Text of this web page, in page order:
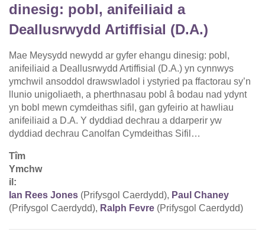
dinesig: pobl, anifeiliaid a
Deallusrwydd Artiffisial (D.A.)
Mae Meysydd newydd ar gyfer ehangu dinesig: pobl,
anifeiliaid a Deallusrwydd Artiffisial (D.A.) yn cynnwys
ymchwil ansoddol drawswladol i ystyried pa ffactorau sy’n
llunio unigoliaeth, a pherthnasau pobl â bodau nad ydynt
yn bobl mewn cymdeithas sifil, gan gyfeirio at hawliau
anifeiliaid a D.A. Y dyddiad dechrau a ddarperir yw
dyddiad dechrau Canolfan Cymdeithas Sifil…
Tîm
Ymchw
il:
Ian Rees Jones (Prifysgol Caerdydd), Paul Chaney
(Prifysgol Caerdydd), Ralph Fevre (Prifysgol Caerdydd)